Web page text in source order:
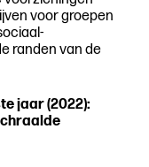
voor groepen
randen van de
jaar (2022):